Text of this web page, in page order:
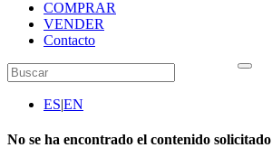
COMPRAR
VENDER
Contacto
ES|EN
No se ha encontrado el contenido solicitado